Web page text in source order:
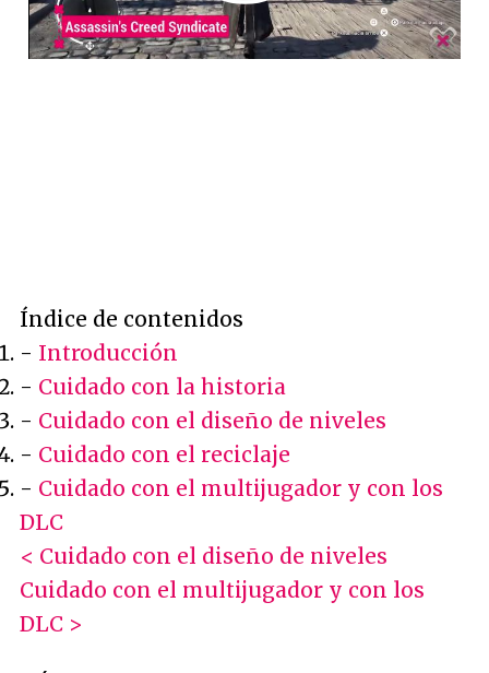
Índice de contenidos
- Introducción
- Cuidado con la historia
- Cuidado con el diseño de niveles
- Cuidado con el reciclaje
- Cuidado con el multijugador y con los
DLC
< Cuidado con el diseño de niveles
Cuidado con el multijugador y con los
DLC >